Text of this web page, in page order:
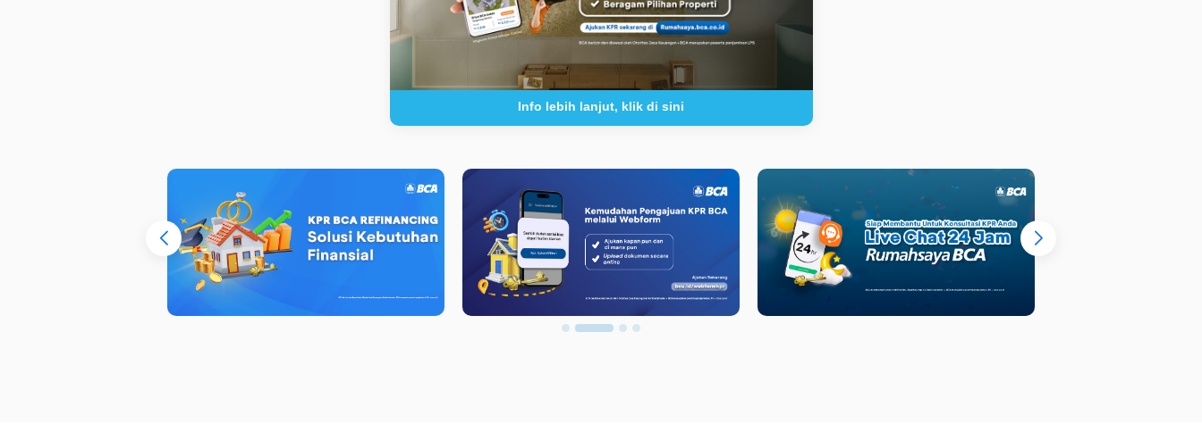
Info lebih lanjut, klik di sini